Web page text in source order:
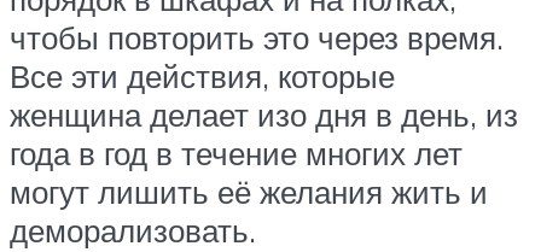
чтобы повторить это через время.
Все эти действия, которые
женщина делает изо дня в день, из
года в год в течение многих лет
могут лишить её желания жить и
деморализовать.